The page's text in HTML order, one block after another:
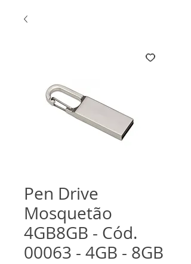
Pen Drive
Mosquetão
4GB8GB - Cód.
00063 - 4GB - 8GB